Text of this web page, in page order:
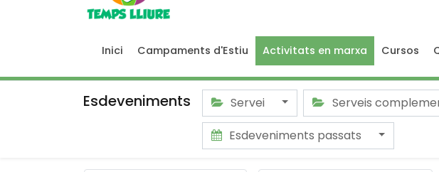
Inici Campaments d'Estiu Activitats en marxa Cursos
Esdeveniments Servei Serveis
Esdeveniments passats